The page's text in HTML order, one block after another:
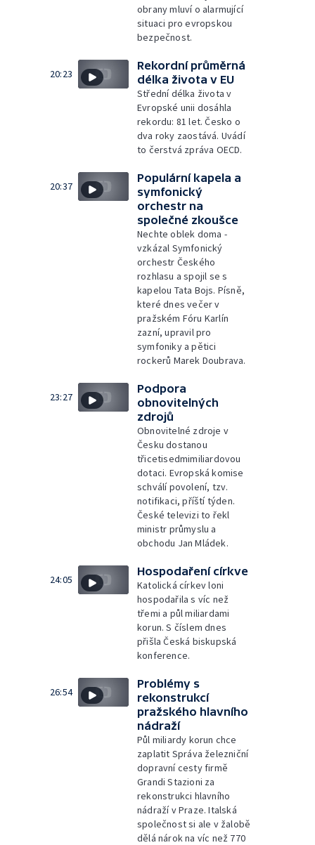
obrany mluví o alarmující
situaci pro evropskou
bezpečnost.
20:23
Rekordní průměrná
délka života v EU
Střední délka života v
Evropské unii dosáhla
rekordu: 81 let. Česko o
dva roky zaostává. Uvádí
to čerstvá zpráva OECD.
20:37
Populární kapela a
symfonický
orchestr na
společné zkoušce
Nechte oblek doma -
vzkázal Symfonický
orchestr Českého
rozhlasu a spojil se s
kapelou Tata Bojs. Písně,
které dnes večer v
pražském Fóru Karlín
zazní, upravil pro
symfoniky a pětici
rockerů Marek Doubrava.
23:27
Podpora
obnovitelných
zdrojů
Obnovitelné zdroje v
Česku dostanou
třicetisedmimiliardovou
dotaci. Evropská komise
schválí povolení, tzv.
notifikaci, příští týden.
České televizi to řekl
ministr průmyslu a
obchodu Jan Mládek.
24:05
Hospodaření církve
Katolická církev loni
hospodařila s víc než
třemi a půl miliardami
korun. S číslem dnes
přišla Česká biskupská
konference.
26:54
Problémy s
rekonstrukcí
pražského hlavního
nádraží
Půl miliardy korun chce
zaplatit Správa železniční
dopravní cesty firmě
Grandi Stazioni za
rekonstrukci hlavního
nádraží v Praze. Italská
společnost si ale v žalobě
dělá nárok na víc než 770